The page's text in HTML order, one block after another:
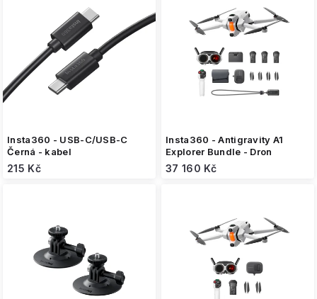
u
k
Insta360 - USB-C/USB-C
Černá - kabel
215 Kč
Insta360 - Antigravity A1
Explorer Bundle - Dron
37 160 Kč